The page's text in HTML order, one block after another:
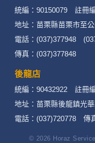
統編：90150079 註冊
地址：苗栗縣苗栗市至
電話：(037)377948
傳真：(037)377848
後龍店
統編：90432922 註冊
地址：苗栗縣後龍鎮光
電話：(037)720778 傳
© 2026 Horaz